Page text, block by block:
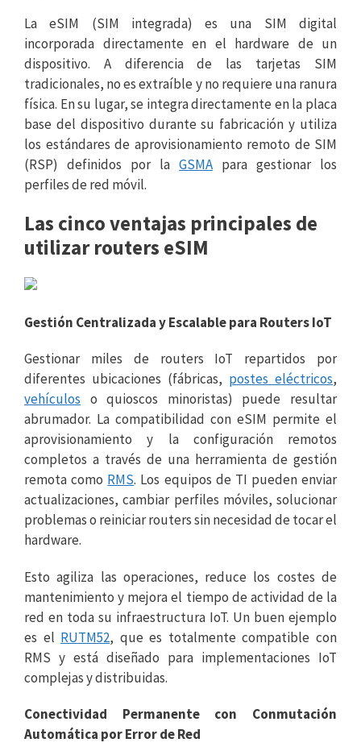
La eSIM (SIM integrada) es una SIM digital
incorporada directamente en el hardware de un
dispositivo. A diferencia de las tarjetas SIM
tradicionales, no es extraíble y no requiere una ranura
física. En su lugar, se integra directamente en la placa
base del dispositivo durante su fabricación y utiliza
los estándares de aprovisionamiento remoto de SIM
(RSP) definidos por la GSMA para gestionar los
perfiles de red móvil.
Las cinco ventajas principales de
utilizar routers eSIM
Gestión Centralizada y Escalable para Routers IoT
Gestionar miles de routers IoT repartidos por
diferentes ubicaciones (fábricas, postes eléctricos,
vehículos o quioscos minoristas) puede resultar
abrumador. La compatibilidad con eSIM permite el
aprovisionamiento y la configuración remotos
completos a través de una herramienta de gestión
remota como RMS. Los equipos de TI pueden enviar
actualizaciones, cambiar perfiles móviles, solucionar
problemas o reiniciar routers sin necesidad de tocar el
hardware.
Esto agiliza las operaciones, reduce los costes de
mantenimiento y mejora el tiempo de actividad de la
red en toda su infraestructura IoT. Un buen ejemplo
es el RUTM52, que es totalmente compatible con
RMS y está diseñado para implementaciones IoT
complejas y distribuidas.
Conectividad Permanente con Conmutación
Automática por Error de Red